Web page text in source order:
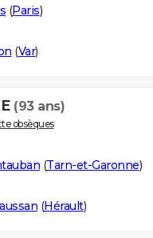
(Paris)
(Var)
(93 ans)
obsèques
(Tarn-et-Garonne)
(Hérault)